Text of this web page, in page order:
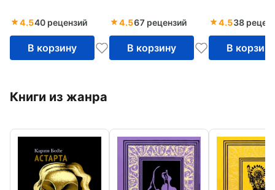
томе
4.540 рецензий
В корзину
иллюстрированное
издание
4.567 рецензий
В корзину
Плавающий
4.538
В корзину
Книги из жанра